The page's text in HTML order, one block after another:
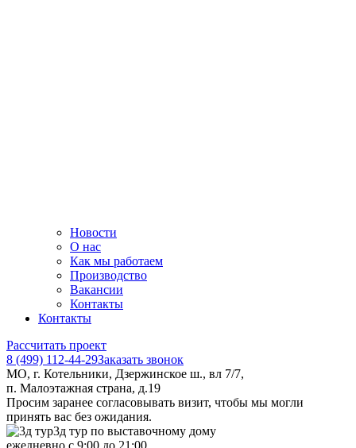
Новости
О нас
Как мы работаем
Производство
Вакансии
Контакты
Контакты
Рассчитать проект
8 (499) 112-44-29Заказать звонок
МО, г. Котельники, Дзержинское ш., вл 7/7,
п. Малоэтажная страна, д.19
Просим заранее согласовывать визит, чтобы мы могли
принять вас без ожидания.
3д тур по выставочному дому
ежедневно с 9:00 до 21:00